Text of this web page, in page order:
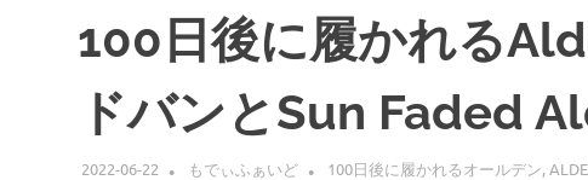
100日後に履かれる
ドバンとSun Faded
2022-06-22 もでぃふぁいど 100日後に履かれるオールデン,